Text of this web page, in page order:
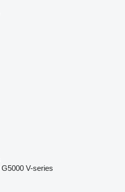
G5000 V-series